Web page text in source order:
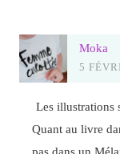
Moka
5
Les illustrations
Quant au livre
pas dans un